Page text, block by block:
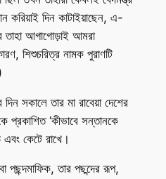
করিয়াই দিন কাটাইয়াছেন, এ-
তাহা আগাগোড়াই আমরা
শিশুচরিত্র নামক পুরাণটি
সকালে তার মা রাবেয়া দেশের
প্রকাশিত ‘কীভাবে সন্তানকে
এবং কেটে রাখে।
পছন্দমাফিক, তার পছন্দের রূপ,